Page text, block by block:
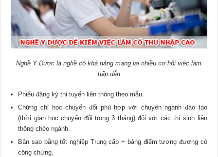
Nghề Y Dược là nghề có khả năng mang lại nhiều cơ hội việc làm
hấp dẫn
Phiếu đăng ký thi tuyển liên thông theo mẫu.
Chứng chỉ học chuyển đổi phù hợp với chuyên ngành đào tạo
(thời gian học chuyển đổi trong 3 tháng) đối với các thí sinh liên
thông chéo ngành.
Bản sao bằng tốt nghiệp Trung cấp + bảng điểm tương đương có
công chứng.